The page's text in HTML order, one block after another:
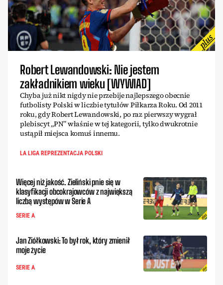
Robert Lewandowski: Nie jestem
zakładnikiem wieku [WYWIAD]
Chyba już nikt nigdy nie przebije najlepszego obecnie
futbolisty Polski w liczbie tytułów Piłkarza Roku. Od 2011
roku, gdy Robert Lewandowski, po raz pierwszy wygrał
plebiscyt „PN” właśnie w tej kategorii, tylko dwukrotnie
ustąpił miejsca komuś innemu.
LA LIGA REPREZENTACJA POLSKI
Więcej niż jakość. Zieliński pnie się w
klasyfikacji obcokrajowców z największą
liczbą występów w Serie A
SERIE A
Jan Ziółkowski: To był rok, który zmienił
moje życie
SERIE A